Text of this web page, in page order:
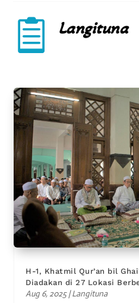
 Langituna
H-1, Khatmil Qur’an bil
Diadakan di 27 Lokasi
Aug 6, 2025|Langituna